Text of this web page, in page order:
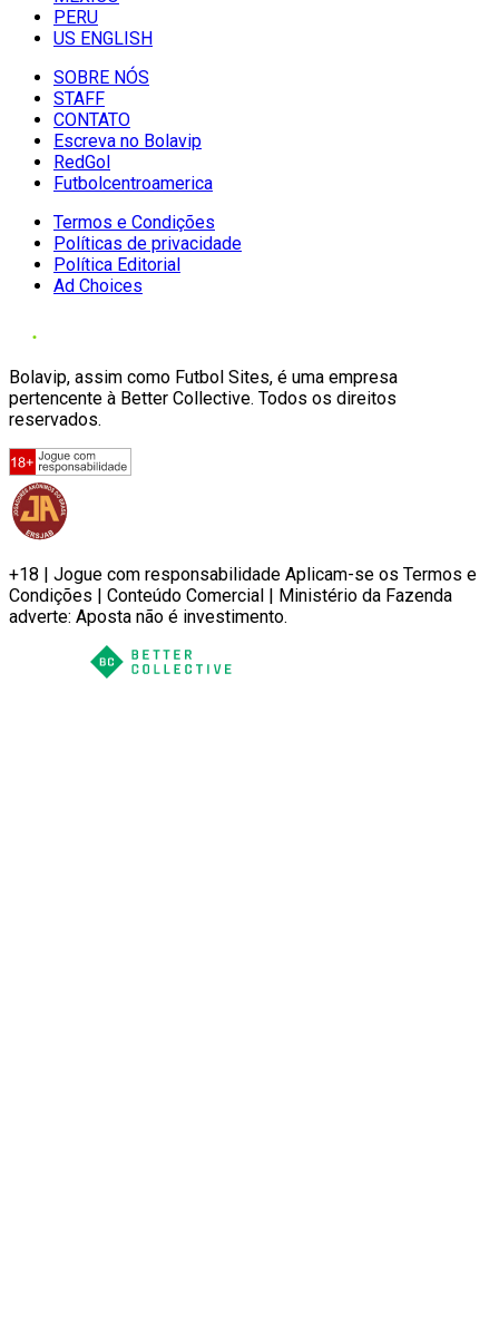
PERU
US ENGLISH
SOBRE NÓS
STAFF
CONTATO
Escreva no Bolavip
RedGol
Futbolcentroamerica
Termos e Condições
Políticas de privacidade
Política Editorial
Ad Choices
Bolavip, assim como Futbol Sites, é uma empresa
pertencente à Better Collective. Todos os direitos
reservados.
+18 | Jogue com responsabilidade Aplicam-se os Termos e
Condições | Conteúdo Comercial | Ministério da Fazenda
adverte: Aposta não é investimento.